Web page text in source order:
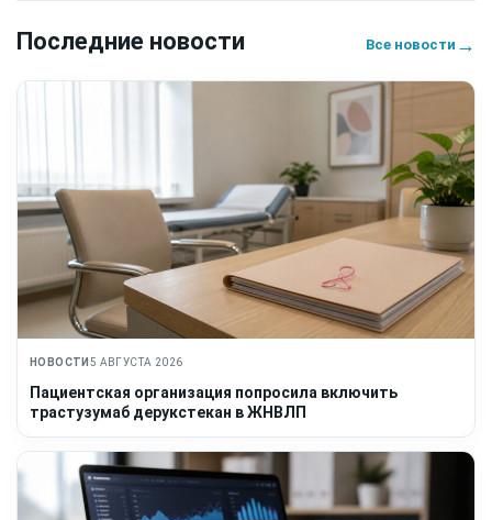
Последние новости Все новости →
НОВОСТИ 5 АВГУСТА 2026
Пациентская организация попросила включить
трастузумаб дерукстекан в ЖНВЛП